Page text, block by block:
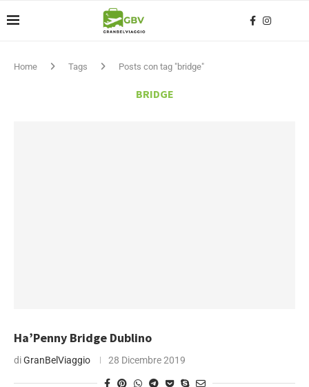
Home Tags Posts con tag "bridge"
BRIDGE
Ha’Penny Bridge Dublino
diGranBelViaggio 28 Dicembre 2019